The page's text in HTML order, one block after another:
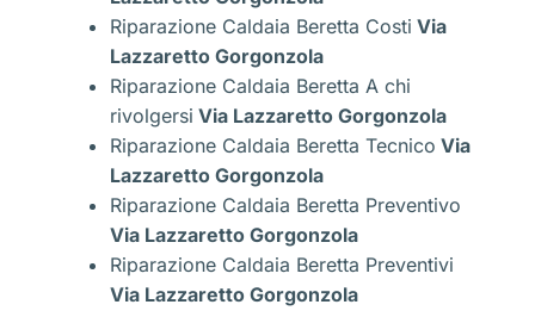
Riparazione Caldaia Beretta Costi Via
Lazzaretto Gorgonzola
Riparazione Caldaia Beretta A chi
rivolgersi Via Lazzaretto Gorgonzola
Riparazione Caldaia Beretta Tecnico Via
Lazzaretto Gorgonzola
Riparazione Caldaia Beretta Preventivo
Via Lazzaretto Gorgonzola
Riparazione Caldaia Beretta Preventivi
Via Lazzaretto Gorgonzola